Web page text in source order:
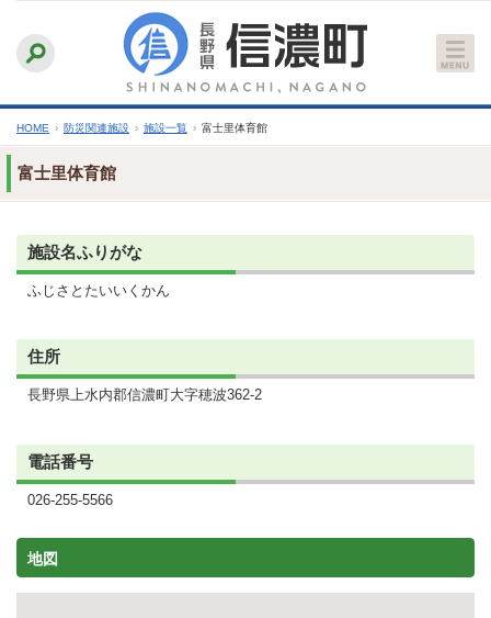
文
へ
ふりがなをつける
文字サイズ
縮小 標準 拡大
HOME › 防災関連施設 › 施設一覧 › 富士里体育館
富士里体育館
施設名ふりがな
ふじさとたいいくかん
住所
長野県上水内郡信濃町大字穂波362-2
電話番号
026-255-5566
地図